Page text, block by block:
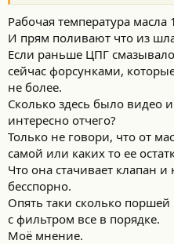
Рабочая температура масла
И прям поливают что из
Если раньше ЦПГ
сейчас форсунками,
не более.
Сколько здесь было видео
интересно отчего?
Только не говори, что от
самой или каких то ее
Что она стачивает клапан
бесспорно.
Опять таки сколько поршей
с фильтром все в порядке.
Моё мнение.